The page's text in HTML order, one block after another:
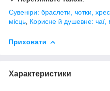
Сувеніри: браслети, чотки,
місць Корисне й душевне: чаї,
Приховати
Характеристики